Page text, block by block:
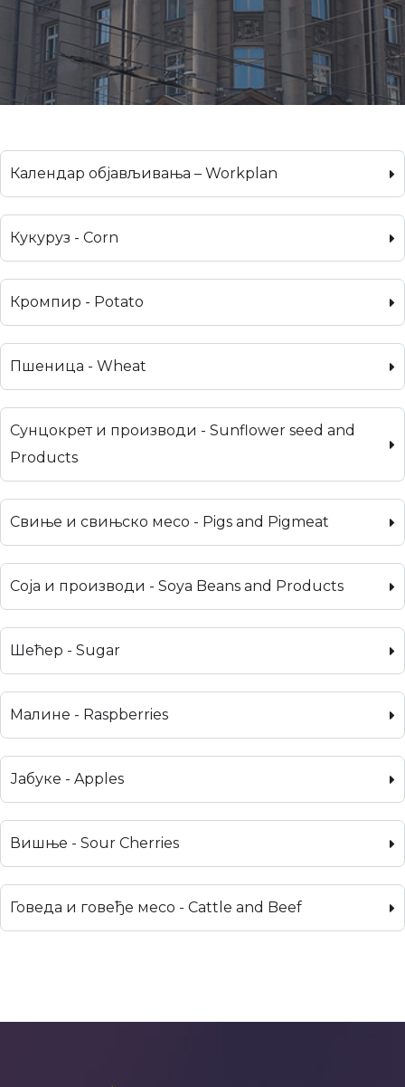
Календар објављивања – Workplan
Кукуруз - Corn
Кромпир - Potato
Пшеница - Wheat
Сунцокрет и производи - Sunflower seed and
Products
Свиње и свињско месо - Pigs and Pigmeat
Соја и производи - Soya Beans and Products
Шећер - Sugar
Малине - Raspberries
Јабуке - Apples
Вишње - Sour Cherries
Говеда и говеђе месо - Cattle and Beef